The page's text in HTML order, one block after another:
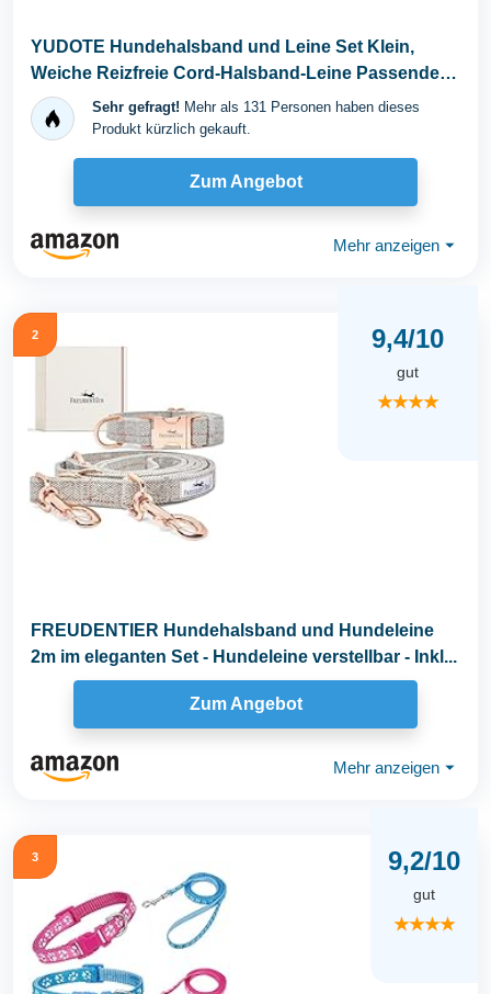
YUDOTE Hundehalsband und Leine Set Klein,
Weiche Reizfreie Cord-Halsband-Leine Passende
Combo für...Sehr gefragt! Mehr als 131 Personen haben dieses
Produkt kürzlich gekauft.
Zum Angebot
Mehr anzeigen ⏷
2 9,4/10
gut
★★★★
FREUDENTIER Hundehalsband und Hundeleine
2m im eleganten Set - Hundeleine verstellbar - Inkl...
Zum Angebot
Mehr anzeigen ⏷
3 9,2/10
gut
★★★★